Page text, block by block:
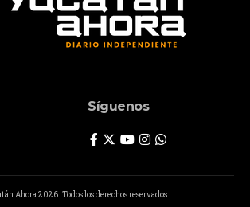
Síguenos
Ahora 2026. Todos los derechos reservados